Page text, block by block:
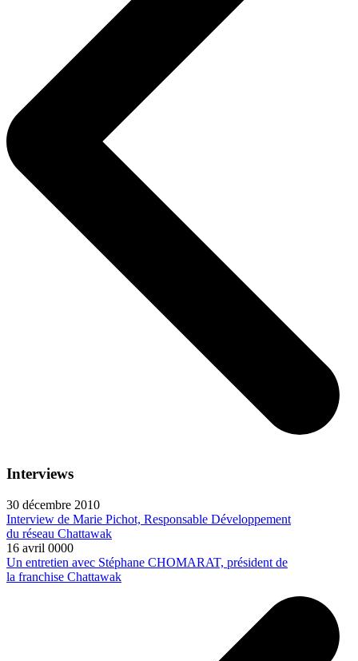
Interviews
30 décembre 2010
Interview de Marie Pichot, Responsable Développement
du réseau Chattawak
16 avril 0000
Un entretien avec Stéphane CHOMARAT, président de
la franchise Chattawak